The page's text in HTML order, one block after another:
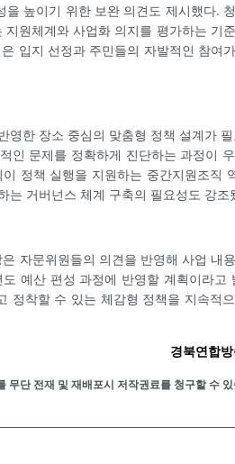
을 높이기 위한 보완 의견도 제시했다.
원체계와 사업화 의지를 평가하는 기
입지 선정과 주민들의 자발적인 참여
영한 장소 중심의 맞춤형 정책 설계가
인 문제를 정확하게 진단하는 과정이
정책 실행을 지원하는 중간지원조직
는 거버넌스 체계 구축의 필요성도 강조
자문위원들의 의견을 반영해 사업 내
예산 편성 과정에 반영할 계획이라고
정착할 수 있는 체감형 정책을 지속적
경북연합
무단 전재 및 재배포시 저작권료를 청구할 수